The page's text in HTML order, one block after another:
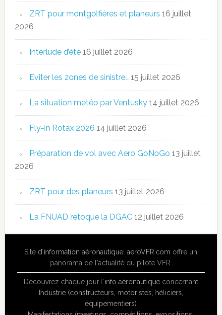
ZRT pour montgolfières et planeurs 16 juillet
2026
Interlude d’été 16 juillet 2026
Eviter les zones de sinistre… 15 juillet 2026
La situation météo par Ventusky 14 juillet 2026
Fly-in Rotax 2026 14 juillet 2026
Préparation de vol avec Aero GoNoGo 13 juillet
2026
ZRT pour des planeurs 13 juillet 2026
La FNUAD retoque la DGAC 12 juillet 2026
Site d'information aéronautique ,aeroVFR.com offre un
panorama de l'actualité du pilote VFR.
Découvrez chaque jour l'info aéronautiqueconcernant
Industrie (constructeurs, motoristes, héliciers,
équipementiers)